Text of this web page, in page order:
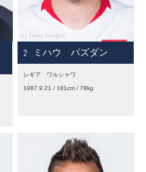
2 ミハウ パズダン
レギア ワルシャワ
1987.9.21 / 181cm / 78kg